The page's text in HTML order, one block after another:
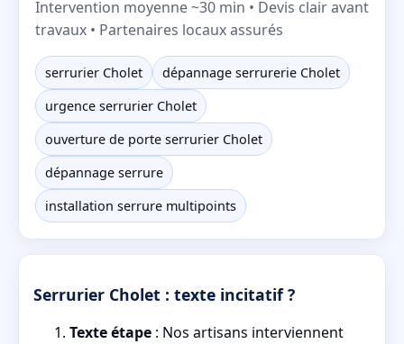
Intervention moyenne ~30 min • Devis clair avant
travaux • Partenaires locaux assurés
serrurier Cholet
dépannage serrurerie Cholet
urgence serrurier Cholet
ouverture de porte serrurier Cholet
dépannage serrure
installation serrure multipoints
Serrurier Cholet : texte incitatif ?
Texte étape : Nos artisans interviennent